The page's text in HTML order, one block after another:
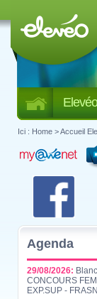
Ici : Home >Accueil
Agenda
29/08/2026:
CONCOURS
EXP.SUP -